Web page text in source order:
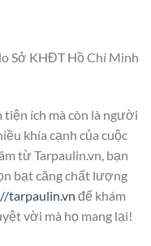
Sở KHĐT Hồ Chí Minh
tiện ích mà còn là người
khía cạnh của cuộc
từ Tarpaulin.vn, bạn
bạt căng chất lượng
tarpaulin.vn để khám
vời mà họ mang lại!